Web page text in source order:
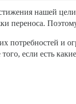
нашей
переноса.
потребностей и
если есть